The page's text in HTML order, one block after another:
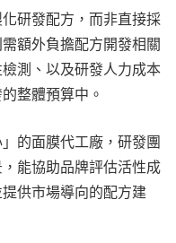
研發配方，而非直接採
額外負擔配方開發相關
測、以及研發人力成本
整體預算中。
的面膜代工廠，研發團
能協助品牌評估活性成
供市場導向的配方建